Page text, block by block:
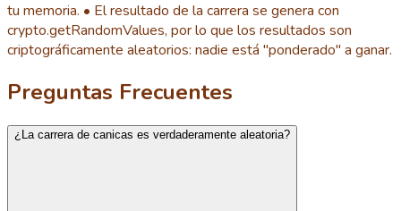
tu memoria. • El resultado de la carrera se genera con
crypto.getRandomValues, por lo que los resultados son
criptográficamente aleatorios: nadie está "ponderado" a ganar.
Preguntas Frecuentes
¿La carrera de canicas es verdaderamente aleatoria?